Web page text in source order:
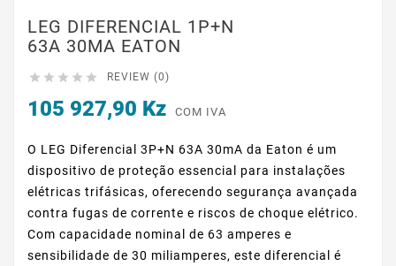
LEG DIFERENCIAL 1P+N
63A 30MA EATON
     REVIEW (0)
105 927,90 Kz COM IVA
O LEG Diferencial 3P+N 63A 30mA da Eaton é um
dispositivo de proteção essencial para instalações
elétricas trifásicas, oferecendo segurança avançada
contra fugas de corrente e riscos de choque elétrico.
Com capacidade nominal de 63 amperes e
sensibilidade de 30 miliamperes, este diferencial é